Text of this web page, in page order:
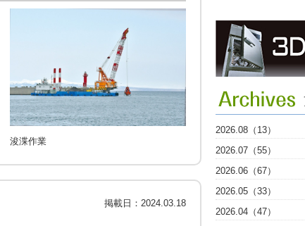
浚渫作業
掲載日： 2024.03.18
2026.08（13）
2026.07（55）
2026.06（67）
2026.05（33）
2026.04（47）